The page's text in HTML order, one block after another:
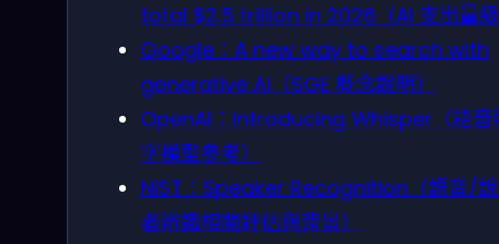
total $2.5 trillion in 2026（AI 支出量
Google：A new way to search with
generative AI（SGE 概念說明）
OpenAI：Introducing Whisper（語音
字模型參考）
NIST：Speaker Recognition（語音/
者辨識相關評估與背景）